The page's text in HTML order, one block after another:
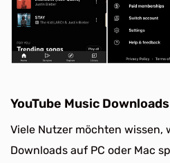
YouTube Music
Viele Nutzer möchten wissen,
Downloads auf PC oder Mac